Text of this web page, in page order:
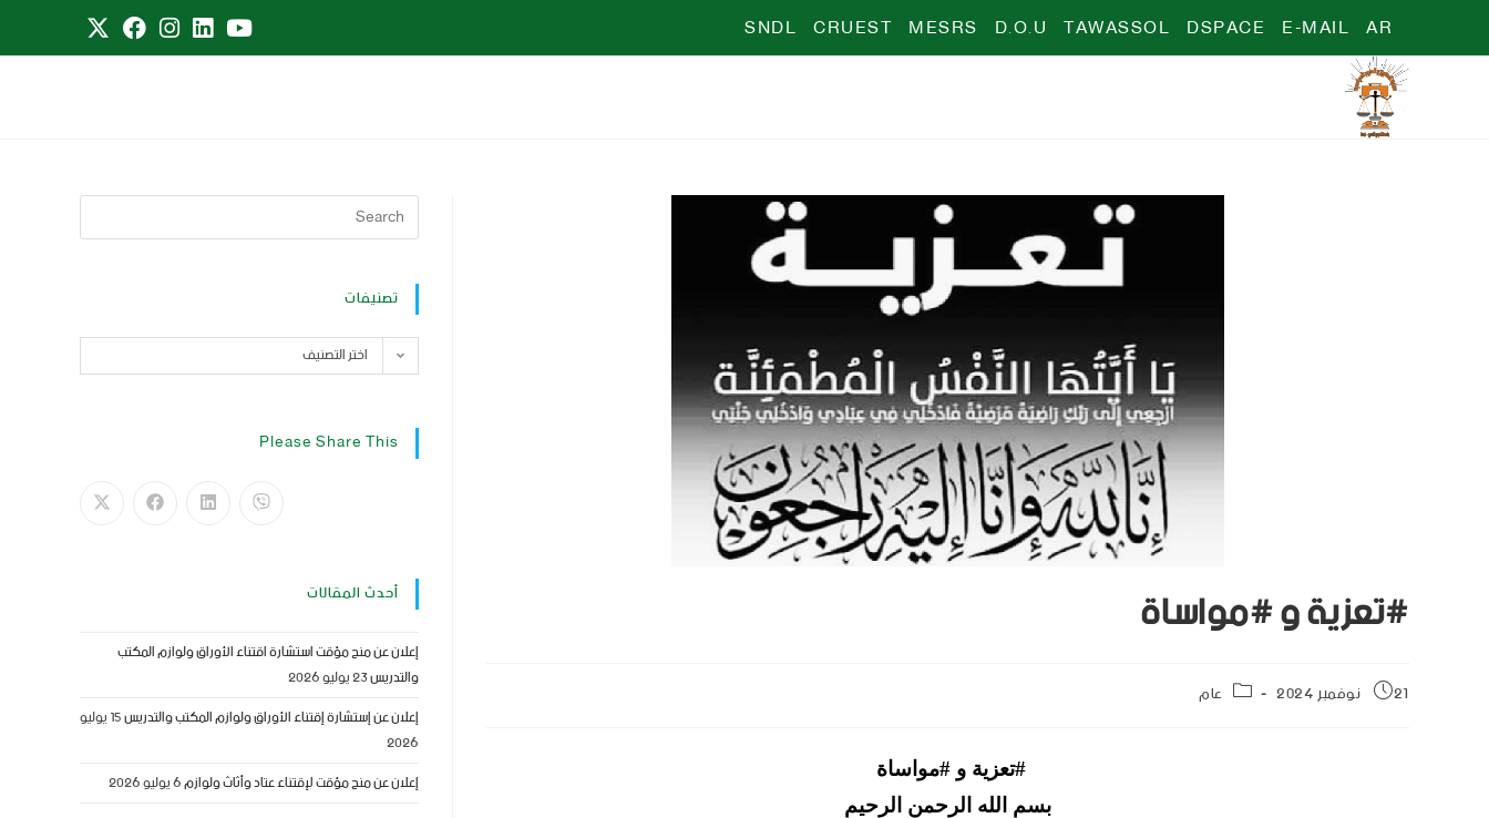
AR
E-MAIL
DSPACE
TAWASSOL
D.O.U
MESRS
CRUEST
SNDL
#تعزية و #مواساة
21 نوفمبر 2024 عام
#تعزية و #مواساة
بسم الله الرحمن الرحيم
تصنيفات
اختر التصنيف
Please Share This
أحدث المقالات
إعلان عن منح مؤقت استشارة اقتناء الأوراق ولوازم المكتب
والتدريس23 يوليو 2026
إعلان عن إستشارة إقتناء الأوراق ولوازم المكتب والتدريس 15 يوليو
2026
إعلان عن منح مؤقت لإقتناء عتاد وأثاث ولوازم6 يوليو 2026